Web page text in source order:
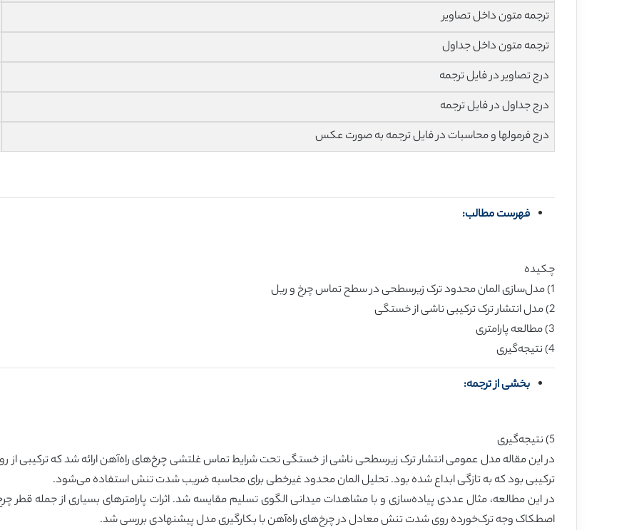
ترجمه متون داخل تصاویر
ترجمه متون داخل جداول
درج تصاویر در فایل ترجمه
درج جداول در فایل ترجمه
درج فرمولها و محاسبات در فایل ترجمه به صورت عکس
فهرست مطالب:
چکیده
1) مدل‌سازی المان محدود ترک زیرسطحی در سطح تماس چرخ و ریل
2) مدل انتشار ترک ترکیبی ناشی از خستگی
3) مطالعه‌ پارامتری
4) نتیجه‌گیری
بخشی از ترجمه:
5) نتیجه‌گیری
در این مقاله مدل عمومی انتشار ترک زیرسطحی‌ ناشی از خستگی تحت شرایط تماس غلتشی چرخ‌های راه‌آهن ارائه شد که ترکیبی
ترکیبی بود که به تازگی ابداع شده بود. تحلیل المان محدود غیرخطی برای محاسبه ضریب شدت تنش استفاده می‌شود.
در این مطالعه، مثال عددی پیاده‌سازی و با مشاهدات میدانی الگوی تسلیم مقایسه شد. اثرات پارامترهای بسیاری از جمله قطر
اصطکاک وجه ترک‌خورده روی شدت تنش معادل در چرخ‌‌های راه‌آهن با بکارگیری مدل پیشنهادی بررسی شد.